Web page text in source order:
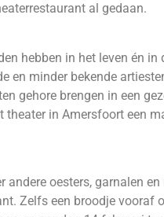
al gedaan.
hebben in het leven én in
en minder bekende
gehore brengen in een
theater in Amersfoort een
oesters, garnalen en
Zelfs een broodje vooraf